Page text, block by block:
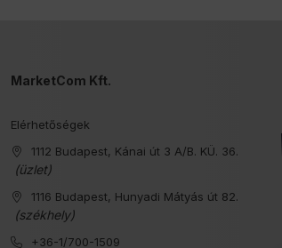
MarketCom Kft.
Elérhetőségek
1112 Budapest, Kánai út 3 A/B. KÜ. 36.
(üzlet)
1116 Budapest, Hunyadi Mátyás út 82.
(székhely)
+36-1/700-1509